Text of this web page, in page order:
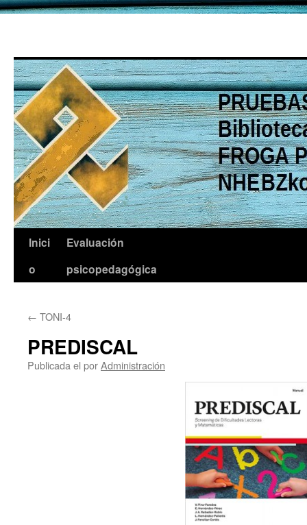
Saltar
Inici
o
Evaluación
psicopedagógica
← TONI-4
PREDISCAL
Publicada el porAdministración